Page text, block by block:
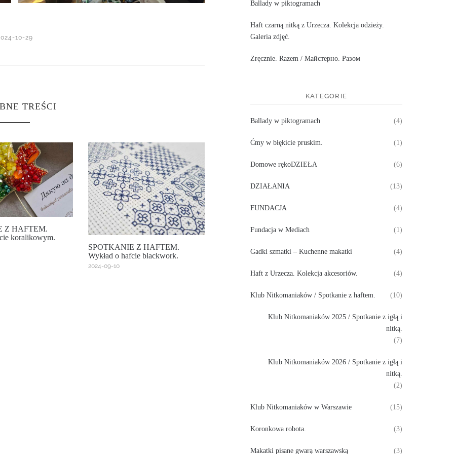
10-29
TREŚCI
Z HAFTEM.
koralikowym.
SPOTKANIE Z HAFTEM.
Wykład o hafcie blackwork.
2024-09-10
Ballady w piktogramach
Haft czarną nitką z Urzecza. Kolekcja odzieży.
Galeria zdjęć.
Zręcznie. Razem / Майстерно. Разом
KATEGORIE
Ballady w piktogramach (4)
Ćmy w błękicie pruskim. (1)
Domowe rękoDZIEŁA (6)
DZIAŁANIA (13)
FUNDACJA (4)
Fundacja w Mediach (1)
Gadki szmatki – Kuchenne makatki (4)
Haft z Urzecza. Kolekcja akcesoriów. (4)
Klub Nitkomaniaków / Spotkanie z haftem. (10)
Klub Nitkomaniaków 2025 / Spotkanie z igłą i
nitką.
(7)
Klub Nitkomaniaków 2026 / Spotkanie z igłą i
nitką.
(2)
Klub Nitkomaniaków w Warszawie (15)
Koronkowa robota. (3)
Makatki pisane gwarą warszawską (3)